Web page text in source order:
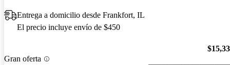
Entrega a domicilio desde Frankfort, IL
El precio incluye envío de $450
Gran oferta